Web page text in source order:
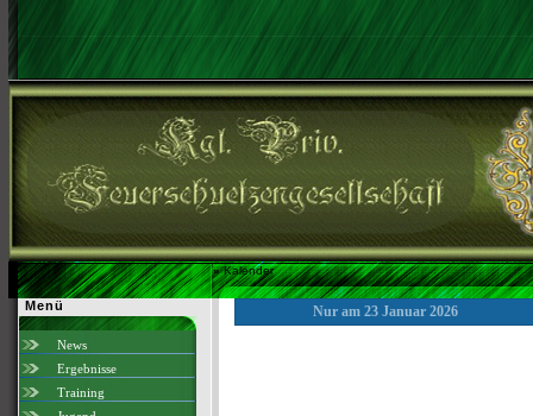
»Kalender
Menü
News
Ergebnisse
Training
Nur am 23 Januar 2026